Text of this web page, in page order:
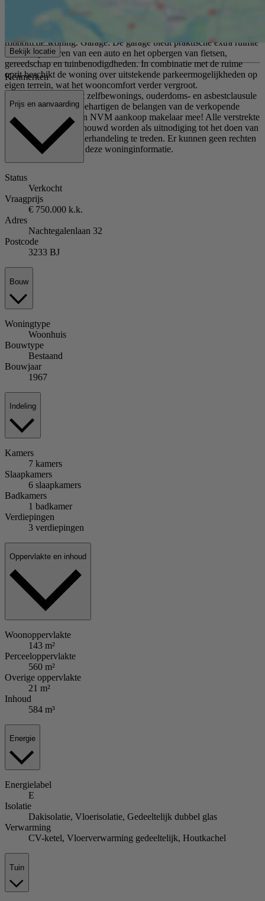
gaat om ontspannen op het terras, spelen met kinderen of genieten
van rust en groen. De omvang van het perceel maakt deze woning
bij uitstek aantrekkelijk voor gezinnen en liefhebbers van ruimte
rondom de woning. Garage: De garage biedt praktische extra ruimte
voor het parkeren van een auto en het opbergen van fietsen,
gereedschap en tuinbenodigdheden. In combinatie met de ruime
oprit beschikt de woning over uitstekende parkeermogelijkheden op
eigen terrein, wat het wooncomfort verder vergroot.
Bijzonderheden: Niet zelfbewonings, ouderdoms- en asbestclausule
van toepassing. Wij behartigen de belangen van de verkopende
partij. Neem uw eigen NVM aankoop makelaar mee! Alle verstrekte
informatie moet beschouwd worden als uitnodiging tot het doen van
een bod of om in onderhandeling te treden. Er kunnen geen rechten
worden ontleend aan deze woninginformatie.
Bekijk locatie
Kenmerken
Prijs en aanvaarding
Status
Verkocht
Vraagprijs
€ 750.000 k.k.
Adres
Nachtegalenlaan 32
Postcode
3233 BJ
Bouw
Woningtype
Woonhuis
Bouwtype
Bestaand
Bouwjaar
1967
Indeling
Kamers
7 kamers
Slaapkamers
6 slaapkamers
Badkamers
1 badkamer
Verdiepingen
3 verdiepingen
Oppervlakte en inhoud
Woonoppervlakte
143 m²
Perceeloppervlakte
560 m²
Overige oppervlakte
21 m²
Inhoud
584 m³
Energie
Energielabel
E
Isolatie
Dakisolatie, Vloerisolatie, Gedeeltelijk dubbel glas
Verwarming
CV-ketel, Vloerverwarming gedeeltelijk, Houtkachel
Tuin